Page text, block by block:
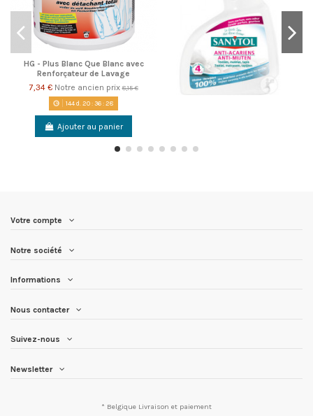
HG - Plus Blanc Que Blanc avec
Renforçateur de Lavage
7,34 € Notre ancien prix8,15 €
144d. 20:36:28
Ajouter au panier
Votre compte
Notre société
Informations
Nous contacter
Suivez-nous
Newsletter
* Belgique Livraison et paiement